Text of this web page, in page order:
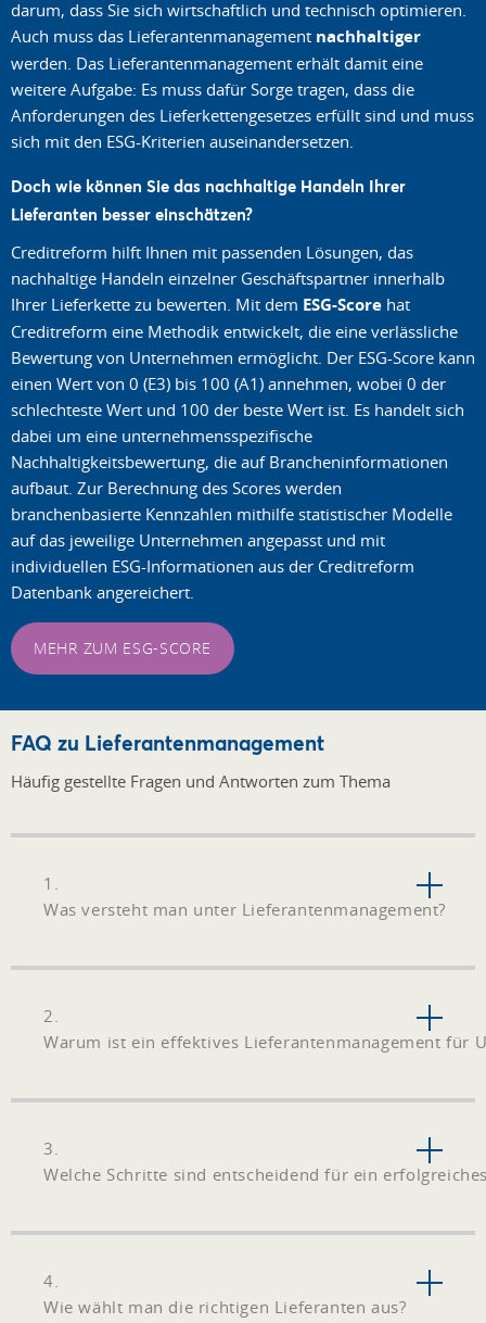
darum, dass Sie sich wirtschaftlich und technisch optimieren.
Auch muss das Lieferantenmanagement nachhaltiger
werden. Das Lieferantenmanagement erhält damit eine
weitere Aufgabe: Es muss dafür Sorge tragen, dass die
Anforderungen des Lieferkettengesetzes erfüllt sind und muss
sich mit den ESG-Kriterien auseinandersetzen.
Doch wie können Sie das nachhaltige Handeln Ihrer
Lieferanten besser einschätzen?
Creditreform hilft Ihnen mit passenden Lösungen, das
nachhaltige Handeln einzelner Geschäftspartner innerhalb
Ihrer Lieferkette zu bewerten. Mit dem ESG-Score hat
Creditreform eine Methodik entwickelt, die eine verlässliche
Bewertung von Unternehmen ermöglicht. Der ESG-Score kann
einen Wert von 0 (E3) bis 100 (A1) annehmen, wobei 0 der
schlechteste Wert und 100 der beste Wert ist. Es handelt sich
dabei um eine unternehmensspezifische
Nachhaltigkeitsbewertung, die auf Brancheninformationen
aufbaut. Zur Berechnung des Scores werden
branchenbasierte Kennzahlen mithilfe statistischer Modelle
auf das jeweilige Unternehmen angepasst und mit
individuellen ESG-Informationen aus der Creditreform
Datenbank angereichert.
MEHR ZUM ESG-SCORE
FAQ zu Lieferantenmanagement
Häufig gestellte Fragen und Antworten zum Thema
1.
Was versteht man unter Lieferantenmanagement?
2.
Warum ist ein effektives Lieferantenmanagement für
3.
Welche Schritte sind entscheidend für ein
4.
Wie wählt man die richtigen Lieferanten aus?